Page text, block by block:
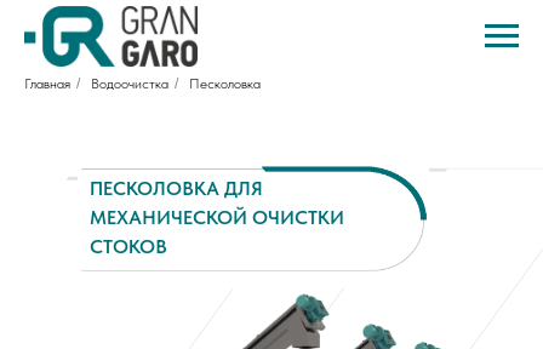
Главная / Водоочистка / Песколовка
ПЕСКОЛОВКА ДЛЯ
МЕХАНИЧЕСКОЙ ОЧИСТКИ
СТОКОВ